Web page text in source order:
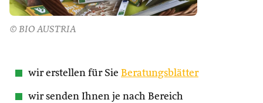
© BIO AUSTRIA
wir erstellen für Sie Beratungsblätter
wir senden Ihnen je nach Bereich